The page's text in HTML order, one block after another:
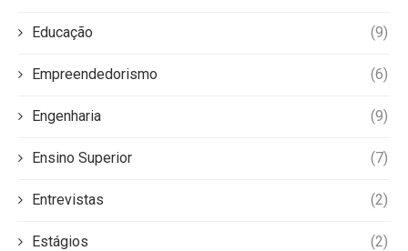
Educação (9)
Empreendedorismo (6)
Engenharia (9)
Ensino Superior (7)
Entrevistas (2)
Estágios (2)